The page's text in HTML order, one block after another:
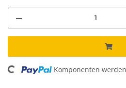
Komponenten